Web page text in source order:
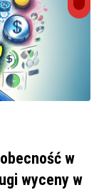
w
wyceny w